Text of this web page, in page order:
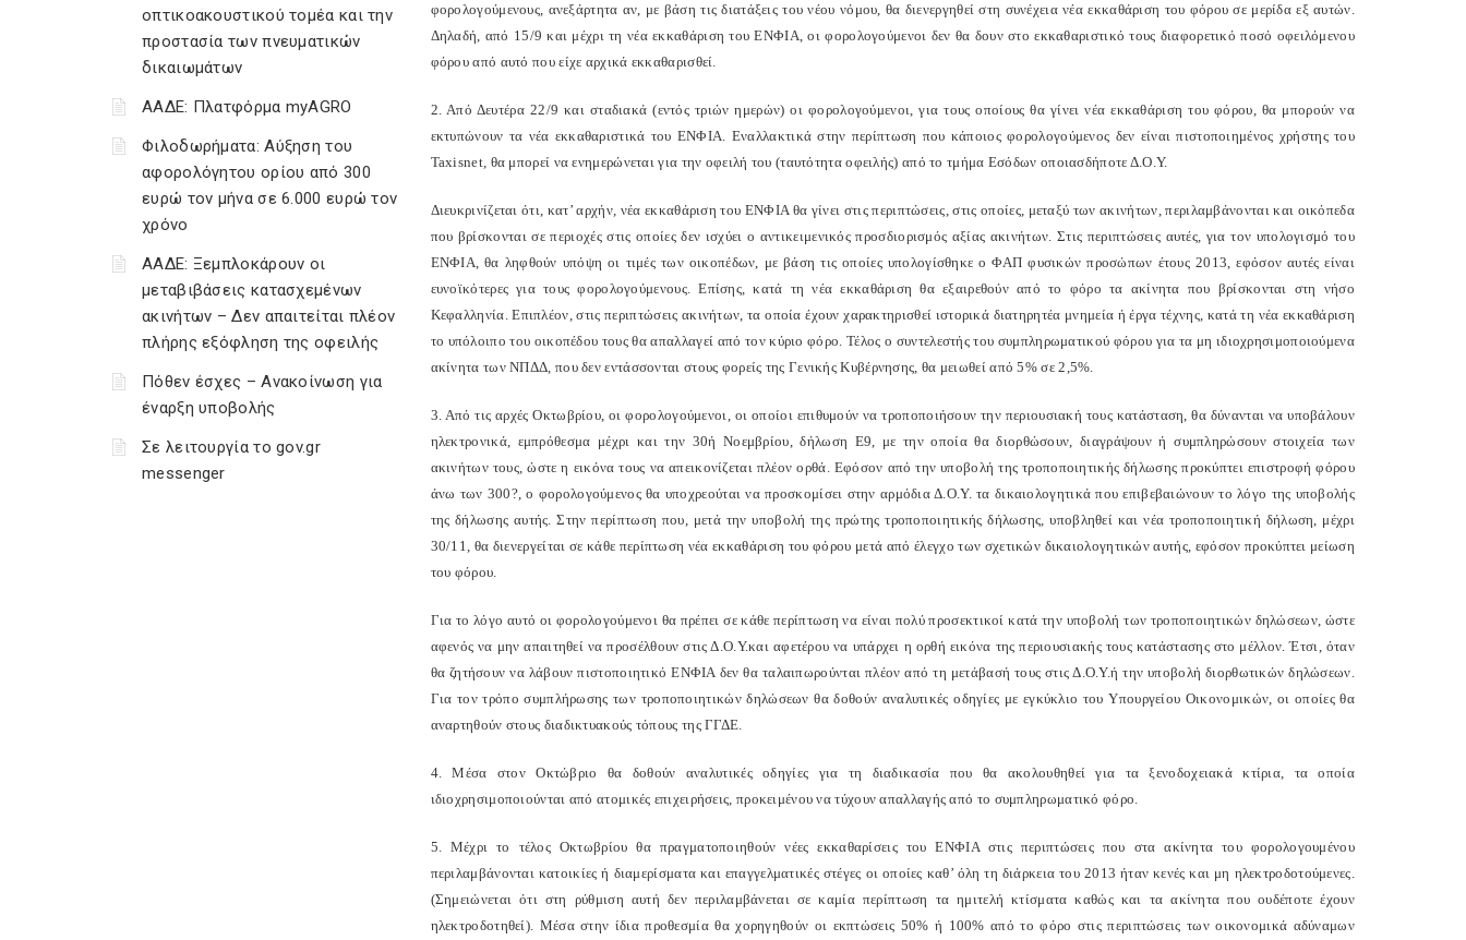
οπτικοακουστικού τομέα και την
προστασία των πνευματικών
δικαιωμάτων
ΑΑΔΕ: Πλατφόρμα myAGRO
Φιλοδωρήματα: Αύξηση του
αφορολόγητου ορίου από 300
ευρώ τον μήνα σε 6.000 ευρώ τον
χρόνο
ΑΑΔΕ: Ξεμπλοκάρουν οι
μεταβιβάσεις κατασχεμένων
ακινήτων – Δεν απαιτείται πλέον
πλήρης εξόφληση της οφειλής
Πόθεν έσχες – Ανακοίνωση για
έναρξη υποβολής
Σε λειτουργία το gov.gr
messenger
φορολογούμενους, ανεξάρτητα αν, με βάση τις διατάξεις του νέου νόμου, θα διενεργηθεί στη συνέχεια νέα εκκαθάριση του φόρου σε μερίδα εξ αυτών.
Δηλαδή, από 15/9 και μέχρι τη νέα εκκαθάριση του ΕΝΦΙΑ, οι φορολογούμενοι δεν θα δουν στο εκκαθαριστικό τους διαφορετικό ποσό οφειλόμενου
φόρου από αυτό που είχε αρχικά εκκαθαρισθεί.
2. Από Δευτέρα 22/9 και σταδιακά (εντός τριών ημερών) οι φορολογούμενοι, για τους οποίους θα γίνει νέα εκκαθάριση του φόρου, θα μπορούν να
εκτυπώνουν τα νέα εκκαθαριστικά του ΕΝΦΙΑ. Εναλλακτικά στην περίπτωση που κάποιος φορολογούμενος δεν είναι πιστοποιημένος χρήστης του
Taxisnet, θα μπορεί να ενημερώνεται για την οφειλή του (ταυτότητα οφειλής) από το τμήμα Εσόδων οποιασδήποτε Δ.Ο.Υ.
Διευκρινίζεται ότι, κατ’ αρχήν, νέα εκκαθάριση του ΕΝΦΙΑ θα γίνει στις περιπτώσεις, στις οποίες, μεταξύ των ακινήτων, περιλαμβάνονται και οικόπεδα
που βρίσκονται σε περιοχές στις οποίες δεν ισχύει ο αντικειμενικός προσδιορισμός αξίας ακινήτων. Στις περιπτώσεις αυτές, για τον υπολογισμό του
ΕΝΦΙΑ, θα ληφθούν υπόψη οι τιμές των οικοπέδων, με βάση τις οποίες υπολογίσθηκε ο ΦΑΠ φυσικών προσώπων έτους 2013, εφόσον αυτές είναι
ευνοϊκότερες για τους φορολογούμενους. Επίσης, κατά τη νέα εκκαθάριση θα εξαιρεθούν από το φόρο τα ακίνητα που βρίσκονται στη νήσο
Κεφαλληνία. Επιπλέον, στις περιπτώσεις ακινήτων, τα οποία έχουν χαρακτηρισθεί ιστορικά διατηρητέα μνημεία ή έργα τέχνης, κατά τη νέα εκκαθάριση
το υπόλοιπο του οικοπέδου τους θα απαλλαγεί από τον κύριο φόρο. Τέλος ο συντελεστής του συμπληρωματικού φόρου για τα μη ιδιοχρησιμοποιούμενα
ακίνητα των ΝΠΔΔ, που δεν εντάσσονται στους φορείς της Γενικής Κυβέρνησης, θα μειωθεί από 5% σε 2,5%.
3. Από τις αρχές Οκτωβρίου, οι φορολογούμενοι, οι οποίοι επιθυμούν να τροποποιήσουν την περιουσιακή τους κατάσταση, θα δύνανται να υποβάλουν
ηλεκτρονικά, εμπρόθεσμα μέχρι και την 30ή Νοεμβρίου, δήλωση Ε9, με την οποία θα διορθώσουν, διαγράψουν ή συμπληρώσουν στοιχεία των
ακινήτων τους, ώστε η εικόνα τους να απεικονίζεται πλέον ορθά. Εφόσον από την υποβολή της τροποποιητικής δήλωσης προκύπτει επιστροφή φόρου
άνω των 300?, ο φορολογούμενος θα υποχρεούται να προσκομίσει στην αρμόδια Δ.Ο.Υ. τα δικαιολογητικά που επιβεβαιώνουν το λόγο της υποβολής
της δήλωσης αυτής. Στην περίπτωση που, μετά την υποβολή της πρώτης τροποποιητικής δήλωσης, υποβληθεί και νέα τροποποιητική δήλωση, μέχρι
30/11, θα διενεργείται σε κάθε περίπτωση νέα εκκαθάριση του φόρου μετά από έλεγχο των σχετικών δικαιολογητικών αυτής, εφόσον προκύπτει μείωση
του φόρου.
Για το λόγο αυτό οι φορολογούμενοι θα πρέπει σε κάθε περίπτωση να είναι πολύ προσεκτικοί κατά την υποβολή των τροποποιητικών δηλώσεων, ώστε
αφενός να μην απαιτηθεί να προσέλθουν στις Δ.Ο.Υ.και αφετέρου να υπάρχει η ορθή εικόνα της περιουσιακής τους κατάστασης στο μέλλον. Έτσι, όταν
θα ζητήσουν να λάβουν πιστοποιητικό ΕΝΦΙΑ δεν θα ταλαιπωρούνται πλέον από τη μετάβασή τους στις Δ.Ο.Υ.ή την υποβολή διορθωτικών δηλώσεων.
Για τον τρόπο συμπλήρωσης των τροποποιητικών δηλώσεων θα δοθούν αναλυτικές οδηγίες με εγκύκλιο του Υπουργείου Οικονομικών, οι οποίες θα
αναρτηθούν στους διαδικτυακούς τόπους της ΓΓΔΕ.
4. Μέσα στον Οκτώβριο θα δοθούν αναλυτικές οδηγίες για τη διαδικασία που θα ακολουθηθεί για τα ξενοδοχειακά κτίρια, τα οποία
ιδιοχρησιμοποιούνται από ατομικές επιχειρήσεις, προκειμένου να τύχουν απαλλαγής από το συμπληρωματικό φόρο.
5. Μέχρι το τέλος Οκτωβρίου θα πραγματοποιηθούν νέες εκκαθαρίσεις του ΕΝΦΙΑ στις περιπτώσεις που στα ακίνητα του φορολογουμένου
περιλαμβάνονται κατοικίες ή διαμερίσματα και επαγγελματικές στέγες οι οποίες καθ’ όλη τη διάρκεια του 2013 ήταν κενές και μη ηλεκτροδοτούμενες.
(Σημειώνεται ότι στη ρύθμιση αυτή δεν περιλαμβάνεται σε καμία περίπτωση τα ημιτελή κτίσματα καθώς και τα ακίνητα που ουδέποτε έχουν
ηλεκτροδοτηθεί). Μέσα στην ίδια προθεσμία θα χορηγηθούν οι εκπτώσεις 50% ή 100% από το φόρο στις περιπτώσεις των οικονομικά αδύναμων